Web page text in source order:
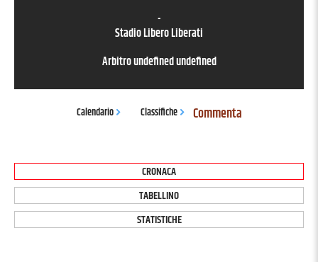
-
Stadio Libero Liberati
Arbitroundefined undefined
Calendario Classifiche Commenta
CRONACA
TABELLINO
STATISTICHE